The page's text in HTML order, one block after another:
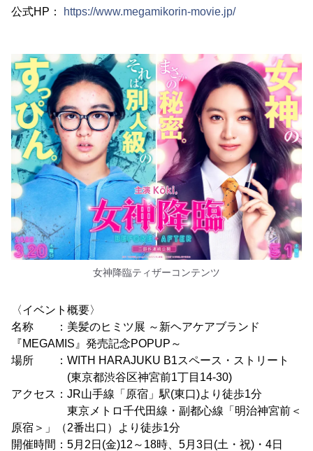
公式HP： https://www.megamikorin-movie.jp/
女神降臨ティザーコンテンツ
〈イベント概要〉
名称 ：美髪のヒミツ展 ～新ヘアケアブランド
『MEGAMIS』発売記念POPUP～
場所 ：WITH HARAJUKU B1スペース・ストリート
(東京都渋谷区神宮前1丁目14-30)
アクセス：JR山手線「原宿」駅(東口)より徒歩1分
東京メトロ千代田線・副都心線「明治神宮前＜
原宿＞」（2番出口）より徒歩1分
開催時間：5月2日(金)12～18時、5月3日(土・祝)・4日